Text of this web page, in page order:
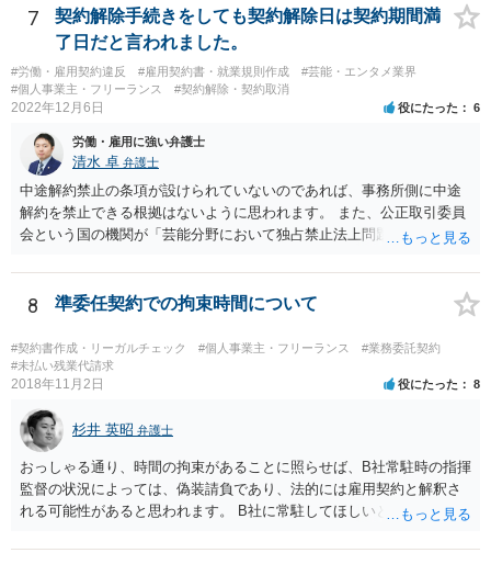
がありますので、正式に弁護士に相談することも検討された方がよい
と思います。
応じないという姿勢をとることができるため、スタッフの方の負担軽
減を図れると思います。 大変な状況かと思いますが、ご参考になりま
したら幸いです。
7
契約解除手続きをしても契約解除日は契約期間満
了日だと言われました。
#労働・雇用契約違反 #雇用契約書・就業規則作成
#芸能・エンタメ業界
#個人事業主・フリーランス
#契約解除・契約取消
2022年12月6日 役にたった 6
労働・雇用に強い弁護士
清水 卓 弁護士
中途解約禁止の条項が設けられていないのであれば、事務所側に中途
解約を禁止できる根拠はないように思われます。 また、公正取引委員
会という国の機関が「芸能分野において独占禁止法上問題となり得る
活動を⾏えない旨の義務を課し，⼜は移籍・独⽴した場合には芸能活
動を妨害する旨⽰唆して，移籍・独⽴を諦めさせること（優越的地位
の濫⽤等）を例示しています。 ライバー事務所にも同様のことが言え
る可能性があり、あなたのケースでも、独占禁止法上問題となり得ま
す。 ただし、「※これら⾏為が実際に独占禁⽌法違反となるかどうか
は，具体的態様に照らして個別に判断されることとなる。例えば，優
越的地位の濫⽤に関して，不当に不利益を与えるか否かは，課される
義務等の内容や期間が⽬的に照らして過⼤であるか，与える不利益の
程度，代償措置の有無やその⽔準，あらかじめ⼗分な協議が⾏われた
か等を考慮の上，個別具体的に判断される」という指摘もなされてい
るので、ご事案に応じ、挙げられている事情を具体的に検討して行く
必要があります。 なお、退所等で事務所側と揉めるようであれば、弁
8 準委任契約での拘束時間について
#契約書作成・リーガルチェック #個人事業主・フリーランス
#業務委託契約
#未払い残業代請求
2018年11月2日 役にたった 8
杉井 英昭 弁護士
おっしゃる通り、時間の拘束があることに照らせば、B社常駐時の指揮
監督の状況によっては、偽装請負であり、法的には雇用契約と解釈さ
れる可能性があると思われます。 B社に常駐してほしいと先方が求め
ば、折衷的な提案として、「突発的な質問に対応できるように、基本